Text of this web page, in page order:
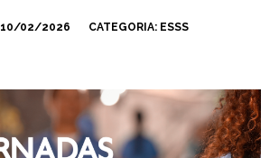
10/02/2026 CATEGORIA: ESSS